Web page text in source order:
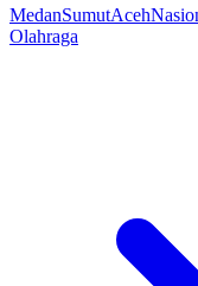
MedanSumutAceh
Olahraga